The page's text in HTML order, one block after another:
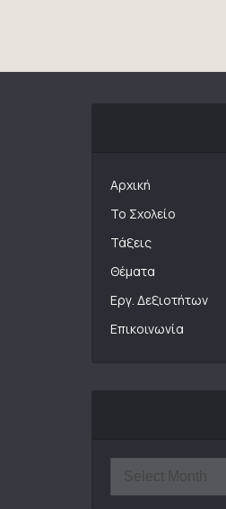
Αρχική
Το Σχολείο
Τάξεις
Θέματα
Εργ. Δεξιοτήτων
Επικοινωνία